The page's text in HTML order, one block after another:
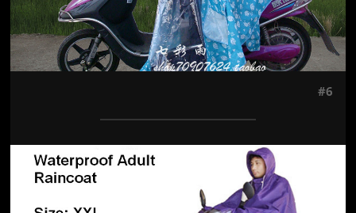
#6
Jön még kép!